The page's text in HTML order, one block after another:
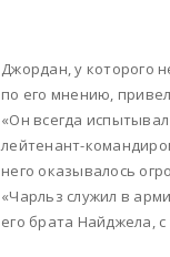
Джордан, у которого
по его мнению,
«Он всегда
лейтенант-
него оказывалось
«Чарльз служил в
его брата Найджела,